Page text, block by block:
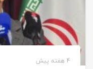
4 هفته پیش